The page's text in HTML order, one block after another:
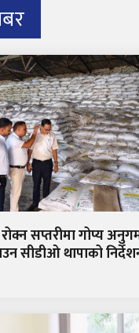
सप्तरीमा गोप्य
सीडीओ थापाको